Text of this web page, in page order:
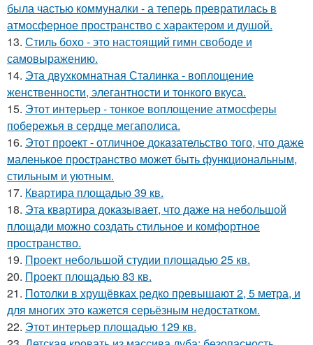
была частью коммуналки - а теперь превратилась в
атмосферное пространство с характером и душой.
13. Стиль бохо - это настоящий гимн свободе и
самовыражению.
14. Эта двухкомнатная Сталинка - воплощение
женственности, элегантности и тонкого вкуса.
15. Этот интерьер - тонкое воплощение атмосферы
побережья в сердце мегаполиса.
16. Этот проект - отличное доказательство того, что даже
маленькое пространство может быть функциональным,
стильным и уютным.
17. Квартира площадью 39 кв.
18. Эта квартира доказывает, что даже на небольшой
площади можно создать стильное и комфортное
пространство.
19. Проект небольшой студии площадью 25 кв.
20. Проект площадью 83 кв.
21. Потолки в хрущёвках редко превышают 2, 5 метра, и
для многих это кажется серьёзным недостатком.
22. Этот интерьер площадью 129 кв.